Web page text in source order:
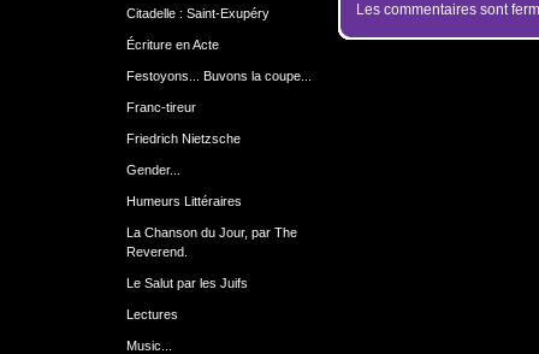
Citadelle : Saint-Exupéry
Écriture en Acte
Festoyons... Buvons la coupe...
Franc-tireur
Friedrich Nietzsche
Gender...
Humeurs Littéraires
La Chanson du Jour, par The
Reverend.
Le Salut par les Juifs
Lectures
Music...
Les commentaires sont